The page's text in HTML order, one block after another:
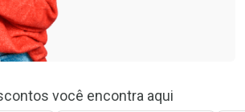
você encontra aqui